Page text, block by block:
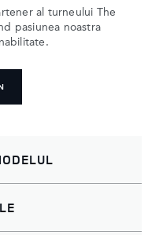
al turneului The
pasiunea noastra